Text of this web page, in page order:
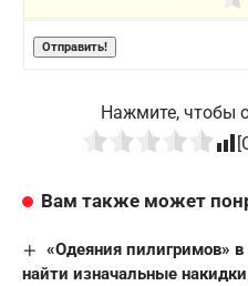
Нажмите, чтобы
Вам также может
«Одеяния пилигримов»
найти изначальные накидки